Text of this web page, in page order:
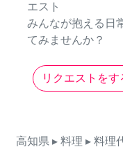
エスト
みんなが抱える日
てみませんか？
リクエストをす
高知県 ▸ 料理 ▸ 料理